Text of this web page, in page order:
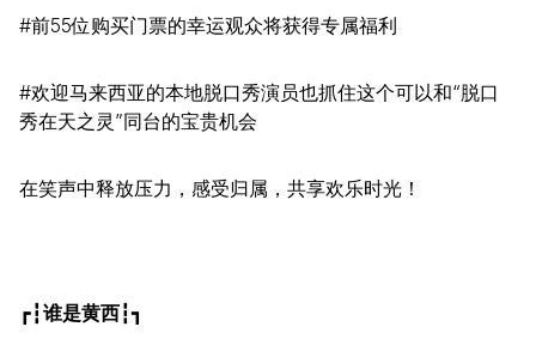
#前55位购买门票的幸运观众将获得专属福利
#欢迎马来西亚的本地脱口秀演员也抓住这个可以和“脱口
秀在天之灵”同台的宝贵机会
在笑声中释放压力，感受归属，共享欢乐时光！
┏┇ 谁是黄西┇┓